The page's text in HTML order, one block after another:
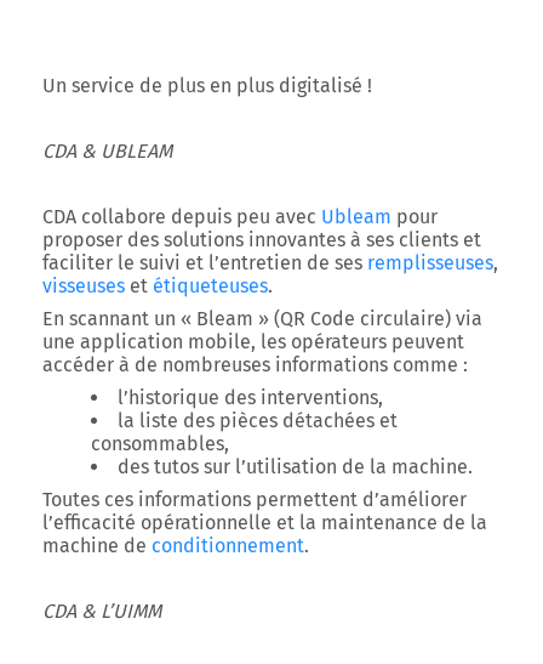
Un service de plus en plus digitalisé !
CDA & UBLEAM
CDA collabore depuis peu avec Ubleam pour
proposer des solutions innovantes à ses clients et
faciliter le suivi et l’entretien de ses remplisseuses,
visseuses et étiqueteuses.
En scannant un « Bleam » (QR Code circulaire) via
une application mobile, les opérateurs peuvent
accéder à de nombreuses informations comme :
l’historique des interventions,
la liste des pièces détachées et
consommables,
des tutos sur l’utilisation de la machine.
Toutes ces informations permettent d’améliorer
l’efficacité opérationnelle et la maintenance de la
machine de conditionnement.
CDA & L’UIMM